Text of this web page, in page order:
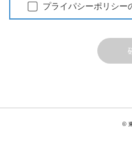
プライパシーポリシー
©